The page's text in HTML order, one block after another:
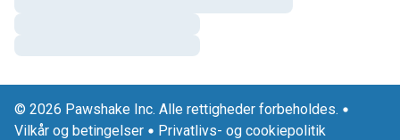
© 2026 Pawshake Inc. Alle rettigheder forbeholdes.
Vilkår og betingelser
Privatlivs- og cookiepolitik